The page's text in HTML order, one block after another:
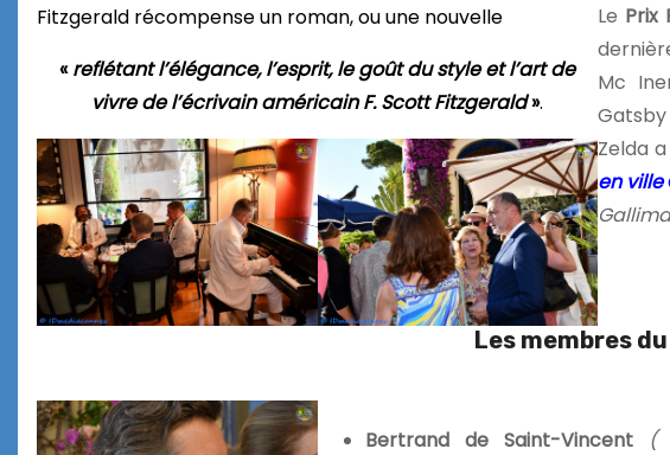
Fitzgerald récompense un roman, ou une nouvelle
«reflétant l’élégance, l’esprit, le goût du style et l’art de
vivre de l’écrivain américain F. Scott Fitzgerald».
Le Prix
Mc
Gatsby
Zelda
en ville
Les membres
Bertrand de Saint-Vincent (